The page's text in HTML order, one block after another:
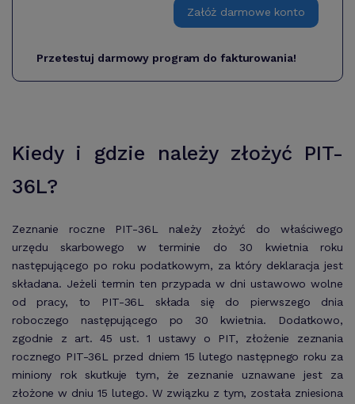
Załóż darmowe konto
Przetestuj darmowy program do fakturowania!
Kiedy i gdzie należy złożyć PIT-
36L?
Zeznanie roczne PIT-36L należy złożyć do właściwego
urzędu skarbowego w terminie do 30 kwietnia roku
następującego po roku podatkowym, za który deklaracja jest
składana. Jeżeli termin ten przypada w dni ustawowo wolne
od pracy, to PIT-36L składa się do pierwszego dnia
roboczego następującego po 30 kwietnia. Dodatkowo,
zgodnie z art. 45 ust. 1 ustawy o PIT, złożenie zeznania
rocznego PIT-36L przed dniem 15 lutego następnego roku za
miniony rok skutkuje tym, że zeznanie uznawane jest za
złożone w dniu 15 lutego. W związku z tym, została zniesiona